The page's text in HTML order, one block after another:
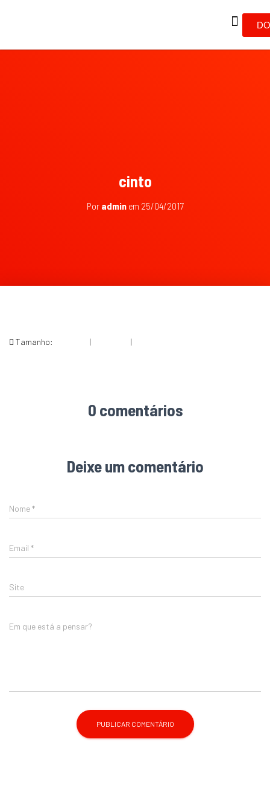
cinto
Por adminem 25/04/2017
Tamanho: | |
0 comentários
Deixe um comentário
Nome*
Email *
Site
Em que está a pensar?